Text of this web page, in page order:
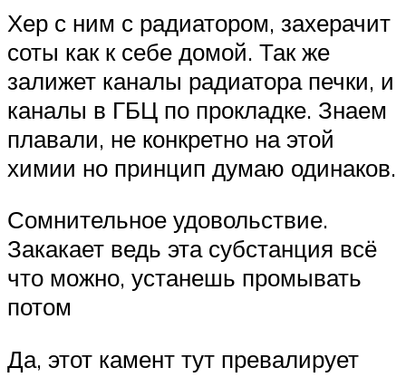
Хер с ним с радиатором, захерачит
соты как к себе домой. Так же
залижет каналы радиатора печки, и
каналы в ГБЦ по прокладке. Знаем
плавали, не конкретно на этой
химии но принцип думаю одинаков.
Сомнительное удовольствие.
Закакает ведь эта субстанция всё
что можно, устанешь промывать
потом
Да, этот камент тут превалирует